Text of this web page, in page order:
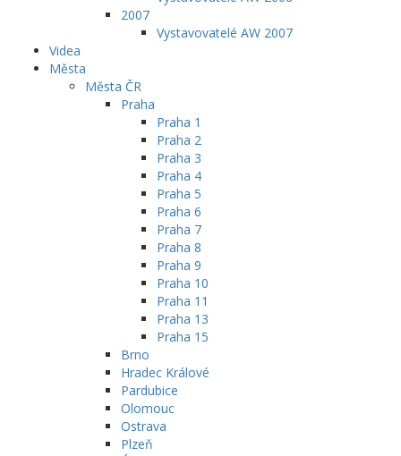
2007
Vystavovatelé AW 2007
Videa
Města
Města ČR
Praha
Praha 1
Praha 2
Praha 3
Praha 4
Praha 5
Praha 6
Praha 7
Praha 8
Praha 9
Praha 10
Praha 11
Praha 13
Praha 15
Brno
Hradec Králové
Pardubice
Olomouc
Ostrava
Plzeň